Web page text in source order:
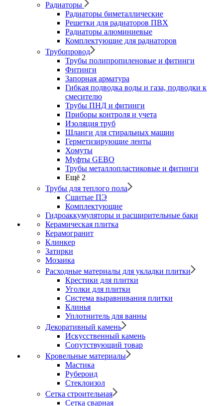
Радиаторы
Радиаторы биметаллические
Решетки для радиаторов ПВХ
Радиаторы алюминиевые
Комплектующие для радиаторов
Трубопровод
Трубы полипропиленовые и фитинги
Фитинги
Запорная арматура
Гибкая подводка воды и газа, подводки к
смесителю
Трубы ПНД и фитинги
Приборы контроля и учета
Изоляция труб
Шланги для стиральных машин
Герметизирующие ленты
Хомуты
Муфты GEBO
Трубы металлопластиковые и фитинги
Ещё 2
Трубы для теплого пола
Сшитые ПЭ
Комплектующие
Гидроаккумуляторы и расширительные баки
Керамическая плитка
Керамогранит
Клинкер
Затирки
Мозаика
Расходные материалы для укладки плитки
Крестики для плитки
Уголки для плитки
Система выравнивания плитки
Клинья
Уплотнитель для ванны
Декоративный камень
Искусственный камень
Сопутствующий товар
Кровельные материалы
Мастика
Рубероид
Стеклоизол
Сетка строительная
Сетка сварная